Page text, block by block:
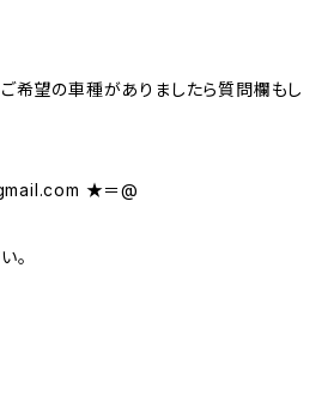
希望の車種がありましたら質問欄もし
★＝@
。